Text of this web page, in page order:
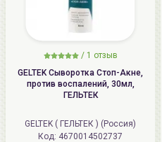
/ 1 отзыв
GELTEK Сыворотка Стоп-Акне,
против воспалений, 30мл,
ГЕЛЬТЕК
GELTEK ( ГЕЛЬТЕК ) (Россия)
Код: 4670014502737